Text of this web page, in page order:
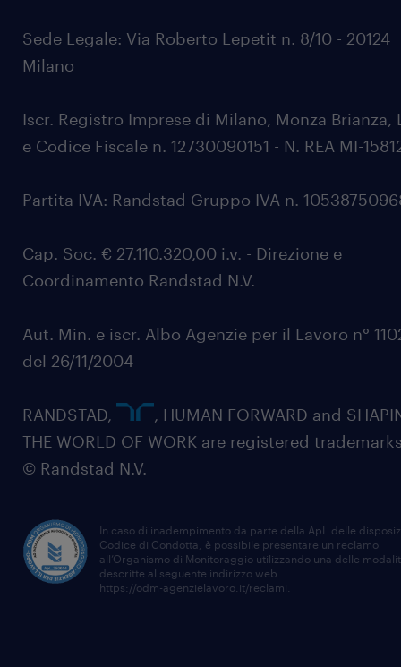
Sede Legale: Via Roberto Lepetit n. 8/10 - 20124
Milano
Iscr. Registro Imprese di Milano, Monza Brianza,
e Codice Fiscale n. 12730090151 - N. REA MI-
Partita IVA: Randstad Gruppo IVA n.
Cap. Soc. € 27.110.320,00 i.v. - Direzione e
Coordinamento Randstad N.V.
Aut. Min. e iscr. Albo Agenzie per il Lavoro n°
del 26/11/2004
RANDSTAD,
, HUMAN FORWARD and
THE WORLD OF WORK are registered
© Randstad N.V.
In caso di inadempimento da parte della ApL delle
Codice di Condotta, è possibile presentare un reclamo
all’Organismo di Monitoraggio utilizzando una delle
descritte al seguente indirizzo web
https://odm-agenzielavoro.it/reclami